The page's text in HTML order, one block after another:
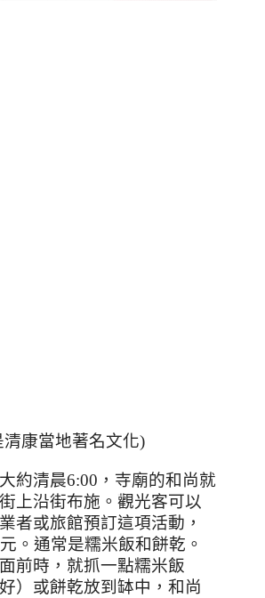
康當地著名文化)
約清晨6:00 ，寺廟的和尚就
上沿街布施。觀光客可以
者或旅館預訂這項活動，
元。通常是糯米飯和餅乾。
前時，就抓一點糯米飯
好）或餅乾放到缽中，和尚